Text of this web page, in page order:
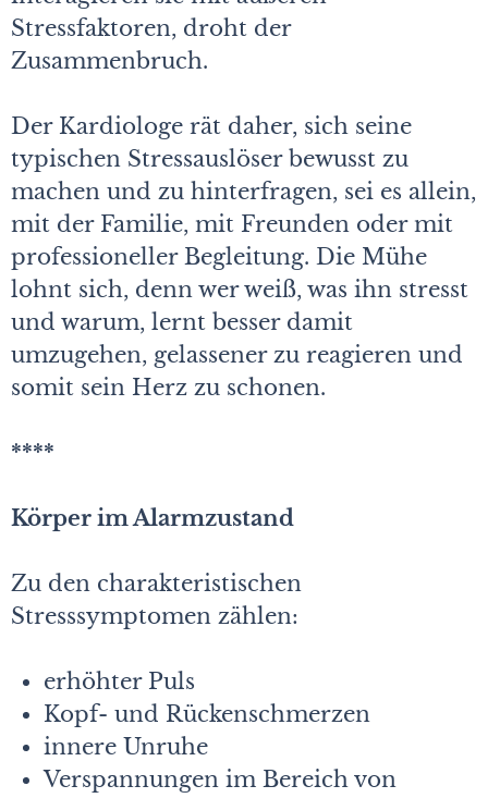
Stressfaktoren, droht der
Zusammenbruch.
Der Kardiologe rät daher, sich seine
typischen Stressauslöser bewusst zu
machen und zu hinterfragen, sei es allein,
mit der Familie, mit Freunden oder mit
professioneller Begleitung. Die Mühe
lohnt sich, denn wer weiß, was ihn stresst
und warum, lernt besser damit
umzugehen, gelassener zu reagieren und
somit sein Herz zu schonen.
****
Körper im Alarmzustand
Zu den charakteristischen
Stresssymptomen zählen:
erhöhter Puls
Kopf- und Rückenschmerzen
innere Unruhe
Verspannungen im Bereich von